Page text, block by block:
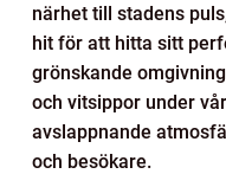
närhet till stadens
hit för att hitta sitt
grönskande
och vitsippor under
avslappnande
och besökare.